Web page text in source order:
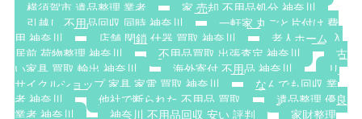
横須賀市 遺品整理 業者
家 売却 不用品処分 神奈川
引越し 不用品回収 同時 神奈川
一軒家 丸ごと片付け 費
用 神奈川
店舗 閉鎖 什器 買取 神奈川
老人ホーム 入
居前 荷物整理 神奈川
不用品買取 出張査定 神奈川
古
い家具 買取 輸出 神奈川
海外寄付 不用品 神奈川
リ
サイクルショップ 家具 家電 買取 神奈川
なんでも回収 業
者 神奈川
他社で断られた 不用品 買取
遺品整理 優良
業者 神奈川
神奈川 不用品回収 安い 評判
家財整理